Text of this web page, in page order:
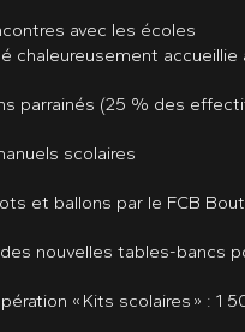
avec les écoles
chaleureusement accueillie
(25 % des
scolaires
et ballons par le FCB
nouvelles tables-bancs
« Kits scolaires » : 1